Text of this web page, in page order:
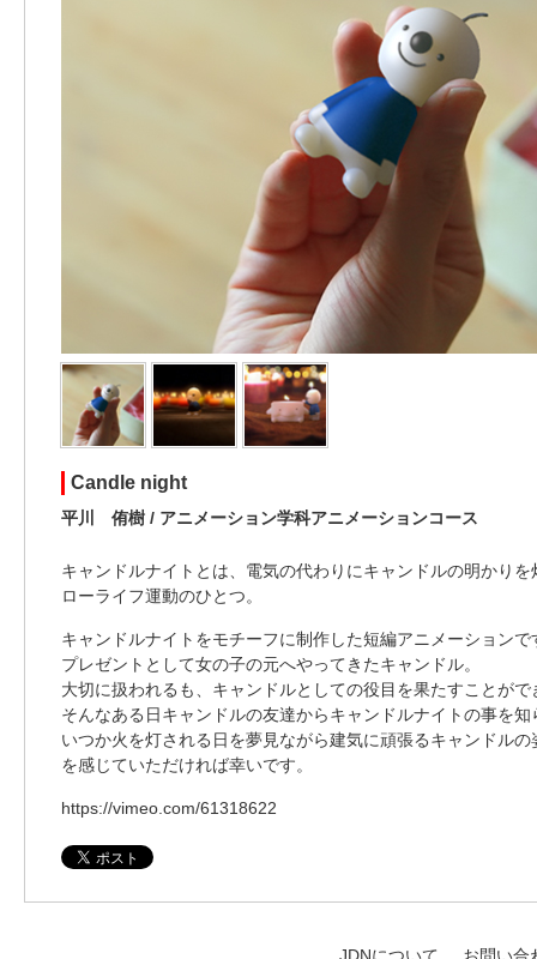
Candle night
平川 侑樹 / アニメーション学科アニメーションコース
キャンドルナイトとは、電気の代わりにキャンドルの明かり
ローライフ運動のひとつ。
キャンドルナイトをモチーフに制作した短編アニメーションで
プレゼントとして女の子の元へやってきたキャンドル。
大切に扱われるも、キャンドルとしての役目を果たすことが
そんなある日キャンドルの友達からキャンドルナイトの事を知
いつか火を灯される日を夢見ながら建気に頑張るキャンドル
を感じていただければ幸いです。
https://vimeo.com/61318622